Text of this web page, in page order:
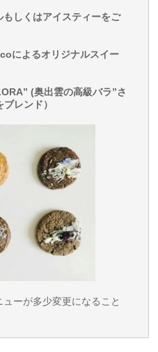
もしくはアイスティーをご
によるオリジナルスイー
(奥出雲の高級バラ”さ
レンド）
ーが多少変更になること